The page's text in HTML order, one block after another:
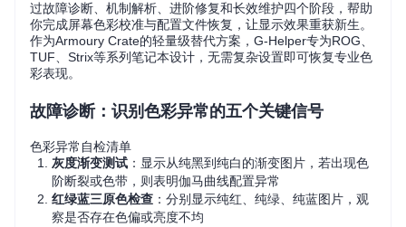
过故障诊断、机制解析、进阶修复和长效维护四个阶段，帮助
你完成屏幕色彩校准与配置文件恢复，让显示效果重获新生。
作为Armoury Crate的轻量级替代方案，G-Helper专为ROG、
TUF、Strix等系列笔记本设计，无需复杂设置即可恢复专业色
彩表现。
故障诊断：识别色彩异常的五个关键信号
色彩异常自检清单
灰度渐变测试 ：显示从纯黑到纯白的渐变图片，若出现色
阶断裂或色带，则表明伽马曲线配置异常
红绿蓝三原色检查 ：分别显示纯红、纯绿、纯蓝图片，观
察是否存在色偏或亮度不均